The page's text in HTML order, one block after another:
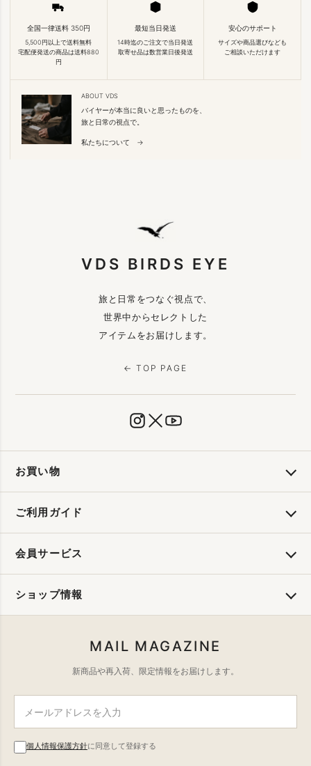
全国一律送料 350円
5,500円以上で送料無料
宅配便発送の商品は送料880
円
最短当日発送
14時迄のご注文で当日発送
取寄せ品は数営業日後発送
安心のサポート
サイズや商品選びなども
ご相談いただけます
ABOUT VDS
バイヤーが本当に良いと思ったものを、
旅と日常の視点で。
私たちについて →
VDS BIRDS EYE
旅と日常をつなぐ視点で、
世界中からセレクトした
アイテムをお届けします。
← TOP PAGE
お買い物
ご利用ガイド
会員サービス
ショップ情報
MAIL MAGAZINE
新商品や再入荷、限定情報をお届けします。
個人情報保護方針に同意して登録する